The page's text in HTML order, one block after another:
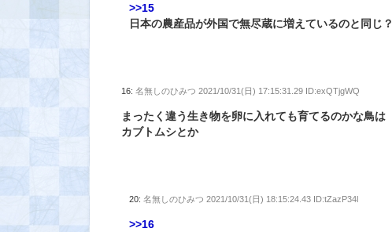
>>15
日本の農産品が外国で無尽蔵に増えているのと同じ？
16:名無しのひみつ 2021/10/31(日) 17:15:31.29 ID:exQTjgWQ
まったく違う生き物を卵に入れても育てるのかな鳥は
カブトムシとか
20:名無しのひみつ 2021/10/31(日) 18:15:24.43 ID:tZazP34l
>>16